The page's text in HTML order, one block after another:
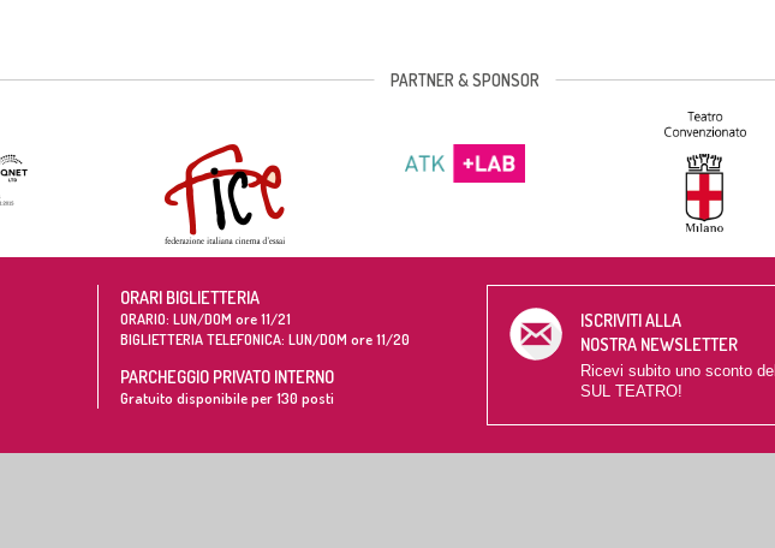
PARTNER & SPONSOR
ORARI BIGLIETTERIA
ORARIO: LUN/DOM ore 11/21
BIGLIETTERIA TELEFONICA: LUN/DOM ore 11/20
PARCHEGGIO PRIVATO INTERNO
Gratuito disponibile per 130 posti
ISCRIVITI ALLA
NOSTRA NEWSLETTER
Ricevi subito uno sconto del
SUL TEATRO!